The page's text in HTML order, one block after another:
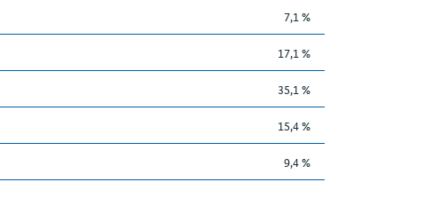
7,1 %
17,1 %
35,1 %
15,4 %
9,4 %